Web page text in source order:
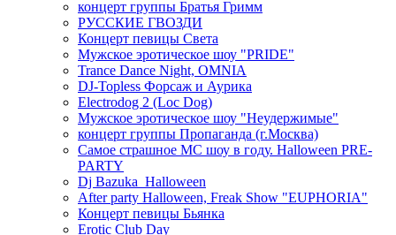
концерт группы Братья Гримм
РУССКИЕ ГВОЗДИ
Концерт певицы Света
Мужское эротическое шоу "PRIDE"
Trance Dance Night, OMNIA
DJ-Topless Форсаж и Аурика
Electrodog 2 (Loc Dog)
Мужское эротическое шоу "Неудержимые"
концерт группы Пропаганда (г.Москва)
Самое страшное МС шоу в году. Halloween PRE-
PARTY
Dj Bazuka_Halloween
After party Halloween, Freak Show "EUPHORIA"
Концерт певицы Бьянка
Erotic Club Day